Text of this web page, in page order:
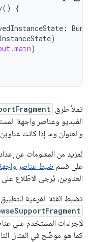
() {
:
)
.main)
تملأ طرق
الفيديو وعناصر واجهة
والعنوان وما إذا كانت
لمزيد من المعلومات عن
على قسم ضبط عناصر
العناوين، يُرجى الاطّلاع
تضبط الفئة الفرعية
لإجراءات المستخدم على
كما هو موضّح في المثال